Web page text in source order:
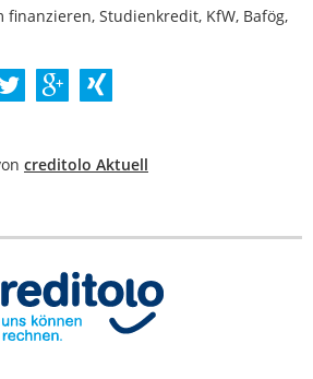
finanzieren, Studienkredit, KfW, Bafög,
creditolo Aktuell